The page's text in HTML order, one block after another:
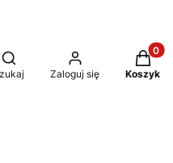
Otwórz wyszukiwarkę
Zaloguj się Koszyk